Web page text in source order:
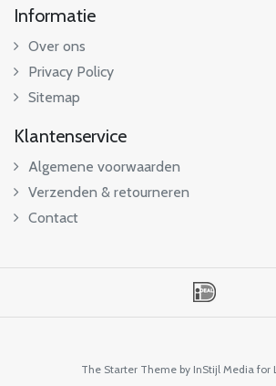
Informatie
Over ons
Privacy Policy
Sitemap
Klantenservice
Algemene voorwaarden
Verzenden & retourneren
Contact
The Starter Theme by InStijl Media for